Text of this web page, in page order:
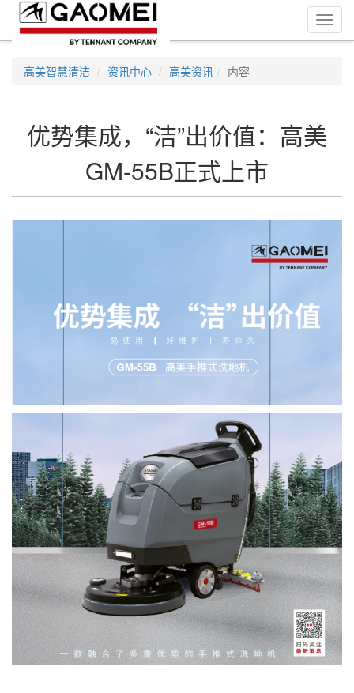
高美智慧清洁 资讯中心 高美资讯 内容
优势集成，“洁”出价值：高美
GM-55B正式上市